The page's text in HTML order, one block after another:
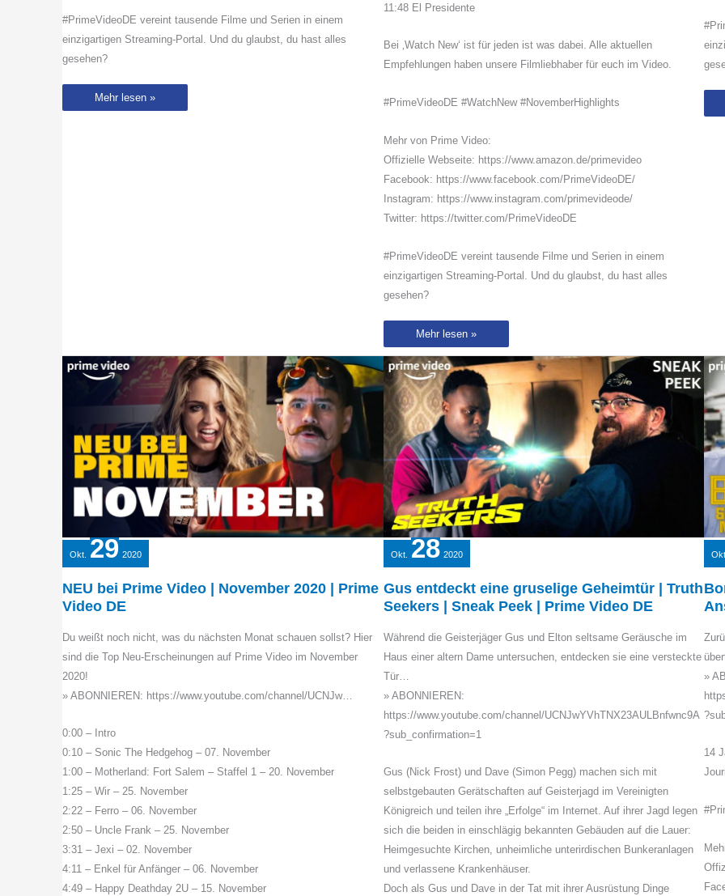
#PrimeVideoDE vereint tausende Filme und Serien in einem
einzigartigen Streaming-Portal. Und du glaubst, du hast alles
gesehen?
Auf
Mehr lesen »
11:48 El Presidente
Bei ‚Watch New‘ ist für jeden ist was dabei. Alle aktuellen
Empfehlungen haben unsere Filmliebhaber für euch im Video.
#PrimeVideoDE #WatchNew #NovemberHighlights
Mehr von Prime Video:
Offizielle Webseite: https://www.amazon.de/primevideo
Facebook: https://www.facebook.com/PrimeVideoDE/
Instagram: https://www.instagram.com/primevideode/
Twitter: https://twitter.com/PrimeVideoDE
#PrimeVideoDE vereint tausende Filme und Serien in einem
einzigartigen Streaming-Portal. Und du glaubst, du hast alles
gesehen?
Die
Serien
und
Filme
auf
Prime
im
November
|
Watch
New
mit
Maren
und
Ren
|
Prime
Video
DE
Mehr lesen »
Okt. 29 2020
NEU bei Prime Video | November 2020 | Prime
Video DE
Du weißt noch nicht, was du nächsten Monat schauen sollst? Hier
sind die Top Neu-Erscheinungen auf Prime Video im November
2020!
» ABONNIEREN: https://www.youtube.com/channel/UCNJw…
0:00 – Intro
0:10 – Sonic The Hedgehog – 07. November
1:00 – Motherland: Fort Salem – Staffel 1 – 20. November
1:25 – Wir – 25. November
2:22 – Ferro – 06. November
2:50 – Uncle Frank – 25. November
3:31 – Jexi – 02. November
4:11 – Enkel für Anfänger – 06. November
4:49 – Happy Deathday 2U – 15. November
Okt. 28 2020
Gus entdeckt eine gruselige Geheimtür | Truth
Seekers | Sneak Peek | Prime Video DE
Während die Geisterjäger Gus und Elton seltsame Geräusche im
Haus einer altern Dame untersuchen, entdecken sie eine versteckte
Tür…
» ABONNIEREN:
https://www.youtube.com/channel/UCNJwYVhTNX23AULBnfwnc9A
?sub_confirmation=1
Gus (Nick Frost) und Dave (Simon Pegg) machen sich mit
selbstgebauten Gerätschaften auf Geisterjagd im Vereinigten
Königreich und teilen ihre „Erfolge“ im Internet. Auf ihrer Jagd legen
sich die beiden in einschlägig bekannten Gebäuden auf die Lauer:
Heimgesuchte Kirchen, unheimliche unterirdischen Bunkeranlagen
und verlassene Krankenhäuser.
Doch als Gus und Dave in der Tat mit ihrer Ausrüstung Dinge
Okt.
»
14